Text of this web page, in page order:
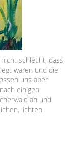
schlecht, dass
waren und die
uns aber
einigen
an und
lichten